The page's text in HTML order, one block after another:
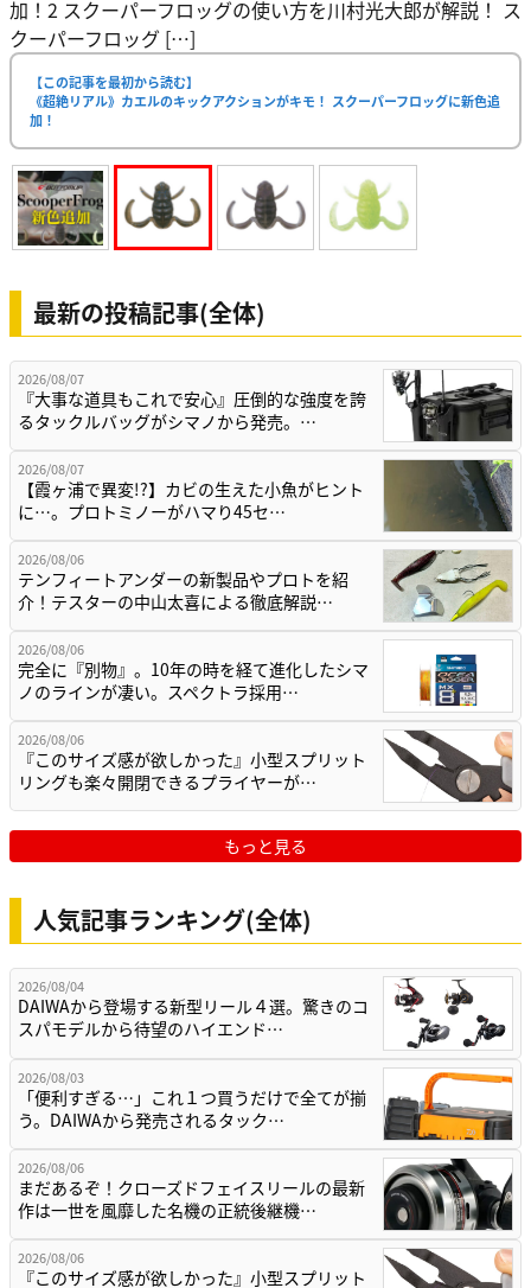
加！2 スクーパーフロッグの使い方を川村光大郎が解説！ ス
クーパーフロッグ […]
【この記事を最初から読む】
《超絶リアル》カエルのキックアクションがキモ！ スクーパーフロッグに新色追
加！
最新の投稿記事(全体)
2026/08/07
『大事な道具もこれで安心』圧倒的な強度を誇
るタックルバッグがシマノから発売。…
2026/08/07
【霞ヶ浦で異変!?】カビの生えた小魚がヒント
に…。プロトミノーがハマり45セ…
2026/08/06
テンフィートアンダーの新製品やプロトを紹
介！テスターの中山太喜による徹底解説…
2026/08/06
完全に『別物』。10年の時を経て進化したシマ
ノのラインが凄い。スペクトラ採用…
2026/08/06
『このサイズ感が欲しかった』小型スプリット
リングも楽々開閉できるプライヤーが…
もっと見る
人気記事ランキング(全体)
2026/08/04
DAIWAから登場する新型リール４選。驚きのコ
スパモデルから待望のハイエンド…
2026/08/03
「便利すぎる…」これ１つ買うだけで全てが揃
う。DAIWAから発売されるタック…
2026/08/06
まだあるぞ！クローズドフェイスリールの最新
作は一世を風靡した名機の正統後継機…
2026/08/06
『このサイズ感が欲しかった』小型スプリット